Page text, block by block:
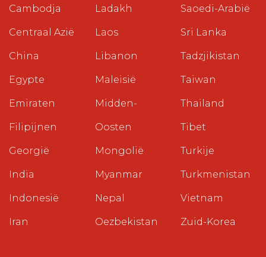
Cambodja
Centraal Azië
China
Egypte
Emiraten
Filipijnen
Georgië
India
Indonesië
Iran
Ladakh
Laos
Libanon
Maleisië
Midden-
Oosten
Mongolië
Myanmar
Nepal
Oezbekistan
Saoedi-Arabië
Sri Lanka
Tadzjikistan
Taiwan
Thailand
Tibet
Turkije
Turkmenistan
Vietnam
Zuid-Korea